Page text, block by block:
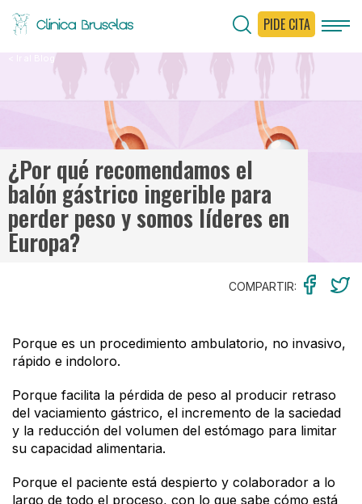
PIDE CITA
¿Por qué recomendamos el
balón gástrico ingerible para
perder peso y somos líderes en
Europa?
COMPARTIR:
Porque es un procedimiento ambulatorio, no invasivo,
rápido e indoloro.
Porque facilita la pérdida de peso al producir retraso
del vaciamiento gástrico, el incremento de la saciedad
y la reducción del volumen del estómago para limitar
su capacidad alimentaria.
Porque el paciente está despierto y colaborador a lo
largo de todo el proceso, con lo que sabe cómo está